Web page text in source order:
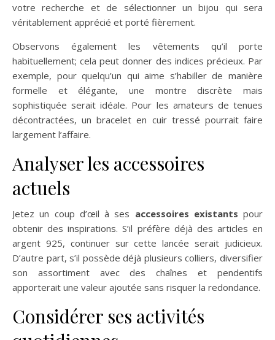
votre recherche et de sélectionner un bijou qui sera
véritablement apprécié et porté fièrement.
Observons également les vêtements qu’il porte
habituellement; cela peut donner des indices précieux. Par
exemple, pour quelqu’un qui aime s’habiller de manière
formelle et élégante, une montre discrète mais
sophistiquée serait idéale. Pour les amateurs de tenues
décontractées, un bracelet en cuir tressé pourrait faire
largement l’affaire.
Analyser les accessoires
actuels
Jetez un coup d’œil à ses accessoires existants pour
obtenir des inspirations. S’il préfère déjà des articles en
argent 925, continuer sur cette lancée serait judicieux.
D’autre part, s’il possède déjà plusieurs colliers, diversifier
son assortiment avec des chaînes et pendentifs
apporterait une valeur ajoutée sans risquer la redondance.
Considérer ses activités